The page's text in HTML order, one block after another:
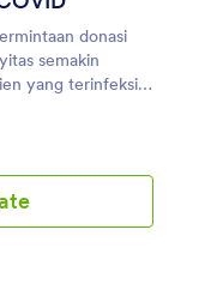
donasi
semakin
yang terinfeksi
pusat donor
COVID ini
untuk
di situs web
dan mulailah